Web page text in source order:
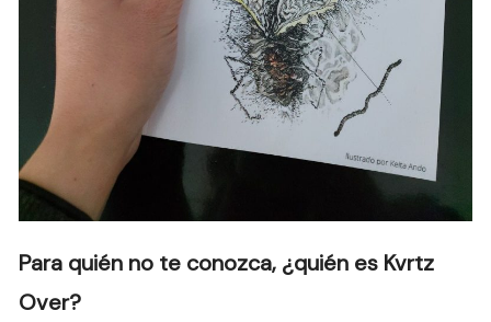
Para quién no te conozca, ¿quién es Kvrtz
Over?